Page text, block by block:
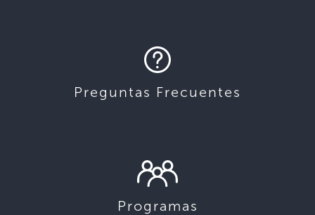
Preguntas Frecuentes
Programas